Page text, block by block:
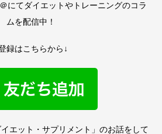
にてダイエットやトレーニングのコラ
ムを配信中！
録はこちらから↓
エット・サプリメント」のお話をして